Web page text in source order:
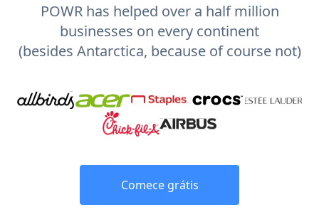
POWR has helped over a half million
businesses on every continent
(besides Antarctica, because of course not)
Comece grátis